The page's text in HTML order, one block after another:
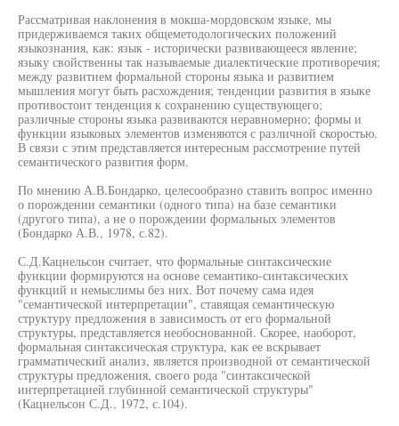
Рассматривая наклонения в мокша-мордовском языке, мы
придерживаемся таких общеметодологических положений
языкознания, как: язык - исторически развивающееся явление;
языку свойственны так называемые диалектические противоречия;
между развитием формальной стороны языка и развитием
мышления могут быть расхождения; тенденции развития в языке
противостоит тенденция к сохранению существующего;
различные стороны языка развиваются неравномерно; формы и
функции языковых элементов изменяются с различной скоростью.
В связи с этим представляется интересным рассмотрение путей
семантического развития форм.
По мнению А.В.Бондарко, целесообразно ставить вопрос именно
о порождении семантики (одного типа) на базе семантики
(другого типа), а не о порождении формальных элементов
(Бондарко А.В., 1978, с.82).
С.Д.Кацнельсон считает, что формальные синтаксические
функции формируются на основе семантико-синтаксических
функций и немыслимы без них. Вот почему сама идея
"семантической интерпретации", ставящая семантическую
структуру предложения в зависимость от его формальной
структуры, представляется необоснованной. Скорее, наоборот,
формальная синтаксическая структура, как ее вскрывает
грамматический анализ, является производной от семантической
структуры предложения, своего рода "синтаксической
интерпретацией глубинной семантической структуры"
(Кацнельсон С.Д., 1972, с.104).